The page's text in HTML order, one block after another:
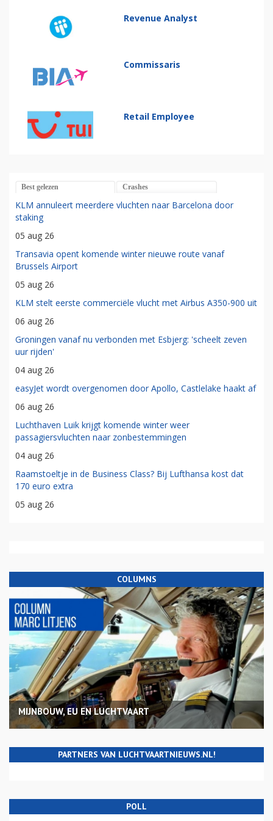
Revenue Analyst
Commissaris
Retail Employee
Best gelezen Crashes
KLM annuleert meerdere vluchten naar Barcelona door
staking
05 aug 26
Transavia opent komende winter nieuwe route vanaf
Brussels Airport
05 aug 26
KLM stelt eerste commerciële vlucht met Airbus A350-900 uit
06 aug 26
Groningen vanaf nu verbonden met Esbjerg: 'scheelt zeven
uur rijden'
04 aug 26
easyJet wordt overgenomen door Apollo, Castlelake haakt af
06 aug 26
Luchthaven Luik krijgt komende winter weer
passagiersvluchten naar zonbestemmingen
04 aug 26
Raamstoeltje in de Business Class? Bij Lufthansa kost dat
170 euro extra
05 aug 26
COLUMNS
MIJNBOUW, EU EN LUCHTVAART
PARTNERS VAN LUCHTVAARTNIEUWS.NL!
POLL